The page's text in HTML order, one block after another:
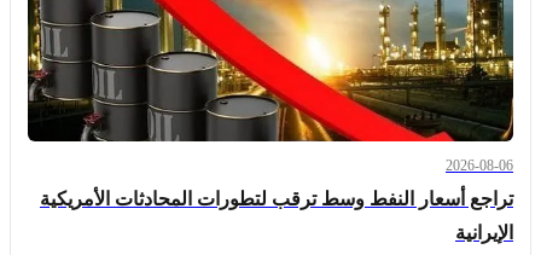
2026-08-06
تراجع أسعار النفط وسط ترقب لتطورات المحادثات الأمريكية
الإيرانية